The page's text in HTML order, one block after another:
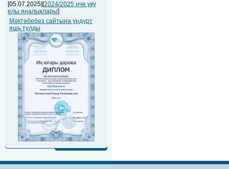
[05.07.2025][2024/2025 нче уку
елы яңалыклары]
Мәктәбебез сайтына ундүрт
яшь тулды